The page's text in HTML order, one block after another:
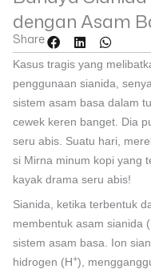
dengan Asam
Share
Kasus tragis yang
penggunaan sianida,
sistem asam basa dalam
cewek keren banget. Dia
seru abis. Suatu hari,
si Mirna minum kopi yang
kayak drama seru abis!
Sianida, ketika terbentuk
membentuk asam sianida
sistem asam basa. Ion
hidrogen (H+),